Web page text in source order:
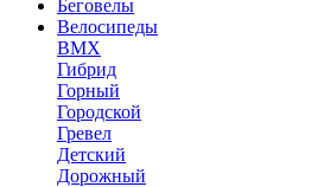
Беговелы
Велосипеды
BMX
Гибрид
Горный
Городской
Гревел
Детский
Дорожный